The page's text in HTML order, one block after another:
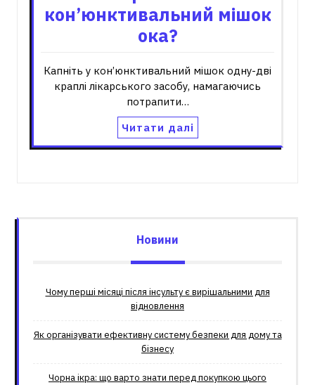
кон’юнктивальний мішок
ока?
Капніть у кон’юнктивальний мішок одну-дві
краплі лікарського засобу, намагаючись
потрапити…
Читати далі
Новини
Чому перші місяці після інсульту є вирішальними для
відновлення
Як організувати ефективну систему безпеки для дому та
бізнесу
Чорна ікра: що варто знати перед покупкою цього